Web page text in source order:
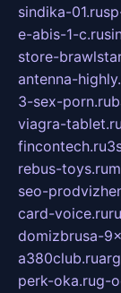
sindika-01.ru
e-abis-1-c.ru
store-
antenna-
3-sex-porn.ru
viagra-tablet.ru
fincontech.ru
rebus-toys.ru
seo-
card-voice.ru
domizbrusa-
a380club.ru
perk-oka.rug-